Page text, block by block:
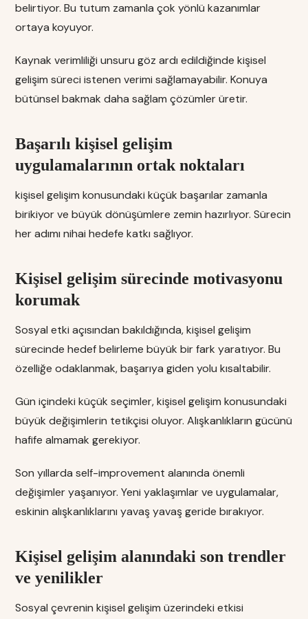
belirtiyor. Bu tutum zamanla çok yönlü kazanımlar
ortaya koyuyor.
Kaynak verimliliği unsuru göz ardı edildiğinde kişisel
gelişim süreci istenen verimi sağlamayabilir. Konuya
bütünsel bakmak daha sağlam çözümler üretir.
Başarılı kişisel gelişim
uygulamalarının ortak noktaları
kişisel gelişim konusundaki küçük başarılar zamanla
birikiyor ve büyük dönüşümlere zemin hazırlıyor. Sürecin
her adımı nihai hedefe katkı sağlıyor.
Kişisel gelişim sürecinde motivasyonu
korumak
Sosyal etki açısından bakıldığında, kişisel gelişim
sürecinde hedef belirleme büyük bir fark yaratıyor. Bu
özelliğe odaklanmak, başarıya giden yolu kısaltabilir.
Gün içindeki küçük seçimler, kişisel gelişim konusundaki
büyük değişimlerin tetikçisi oluyor. Alışkanlıkların gücünü
hafife almamak gerekiyor.
Son yıllarda self-improvement alanında önemli
değişimler yaşanıyor. Yeni yaklaşımlar ve uygulamalar,
eskinin alışkanlıklarını yavaş yavaş geride bırakıyor.
Kişisel gelişim alanındaki son trendler
ve yenilikler
Sosyal çevrenin kişisel gelişim üzerindeki etkisi